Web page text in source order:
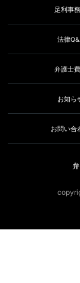
足利事
法律
弁護士
お知ら
お問い合